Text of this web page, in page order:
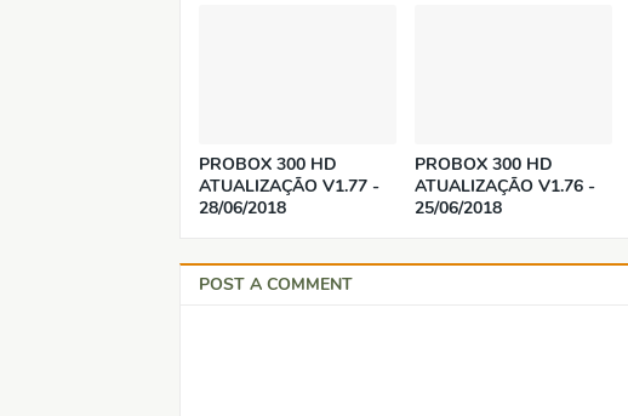
PROBOX 300 HD
ATUALIZAÇÃO V1.77 -
28/06/2018
PROBOX 300 HD
ATUALIZAÇÃO V1.76 -
25/06/2018
POST A COMMENT